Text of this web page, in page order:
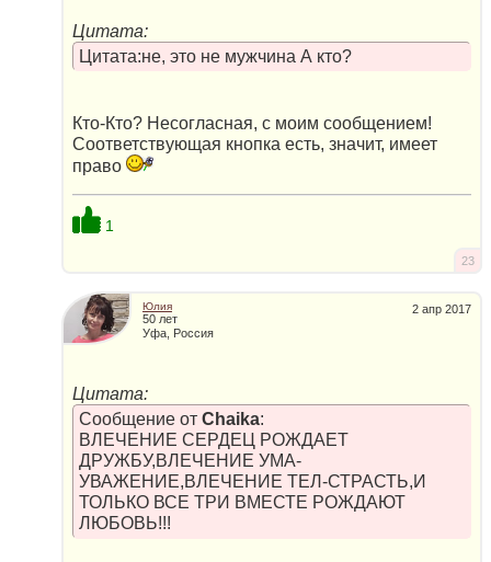
Цитата:
Цитата:не, это не мужчина А кто?
Кто-Кто? Несогласная, с моим сообщением!
Соответствующая кнопка есть, значит, имеет
право
1
23
2 апр 2017
Юлия
50 лет
Уфа, Россия
Цитата:
Сообщение от Chaika:
ВЛЕЧЕНИЕ СЕРДЕЦ РОЖДАЕТ
ДРУЖБУ,ВЛЕЧЕНИЕ УМА-
УВАЖЕНИЕ,ВЛЕЧЕНИЕ ТЕЛ-СТРАСТЬ,И
ТОЛЬКО ВСЕ ТРИ ВМЕСТЕ РОЖДАЮТ
ЛЮБОВЬ!!!